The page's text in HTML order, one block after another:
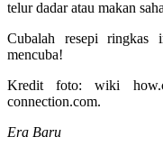
telur dadar atau makan
Cubalah resepi ringkas
mencuba!
Kredit foto: wiki
connection.com.
Era Baru